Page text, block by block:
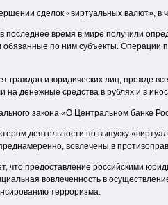
сделок «виртуальных валют», в
в последнее время в мире получили
по ним субъекты. Операции
граждан и юридических лиц, прежде
на денежные средства в рублях и в
закона «О Центральном банке
деятельности по выпуску
вовлечены в
что предоставление российскими
вовлеченность в
терроризма.